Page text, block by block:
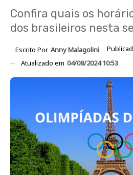
Confira quais os
dos brasileiros nesta
Escrito Por Anny Malagolini
Atualizado em 04/08/2024 10:53